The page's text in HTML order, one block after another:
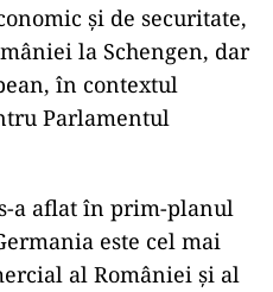
şi de securitate,
la Schengen, dar
în contextul
Parlamentul
a aflat în prim-planul
este cel mai
al României şi al